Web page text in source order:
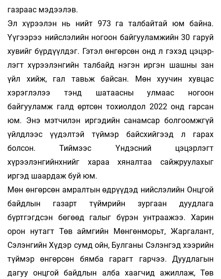
газраас мэдээлэв.
Эл хүрээлэн нь нийт 973 га талбайтай юм байна.
Үүгээрээ нийслэлийн ногоон бай­гууламжийн 30 гаруй
хувийг бүрдүүл­­дэг. Гэтэл өнгөрсөн онд л гэхэд цэцэр­­­
лэгт хүрээлэнгийн талбайд нэгэн иргэн шашны зан
үйл хийж, гал тавьж байсан. Мөн хуу­­­чин хувцас
хэрэглэлээ тэнд ша­­таасны ул­маас ногоон
байгууламж галд өртсөн то­хиолдол 2022 онд гарсан
юм. Энэ мэт­­чи­лэн иргэдийн санамсар бол­­гоомж­­гүй
үйлд­­лээс үүдэлтэй түймэр байсхий­­­­гээд л га­­рах
болсон. Тиймээс Үндэсний цэцэр­­лэгт
хүрээлэнгийнхнийг хараа хяналтаа сайж­­­­­­­­руулахыг
иргэд шаардаж буй юм.
Мөн өнгөрсөн амралтын өдрүүдэд нийс­­­лэлийн Онцгой
байдлын газарт түйм­­­­рийн зургаан дуудлага
бүртгэгдсэн бө­гөөд галыг бүрэн унтраажээ. Харин
орон ну­тагт Төв аймгийн Мөнгөнморьт, Жар­­­га­лант,
Сэлэнгийн Хүдэр сумд ойн, Булганы Сэ­лэнгэд хээрийн
түймэр өнгөрсөн бямба гарагт гарчээ. Дуудлагын
дагуу онц­­гой байдлын алба хаагчид ажиллаж, Төв